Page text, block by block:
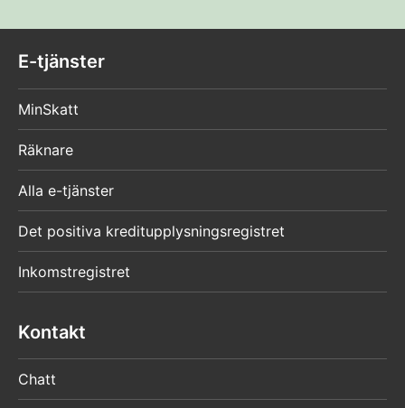
E-tjänster
MinSkatt
Räknare
Alla e-tjänster
Det positiva kreditupplysningsregistret
Inkomstregistret
Kontakt
Chatt